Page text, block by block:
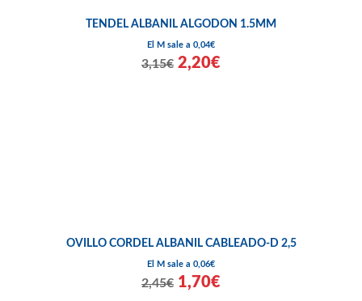
TENDEL ALBANIL ALGODON 1.5MM
El M sale a 0,04€
3,15€ 2,20€
OVILLO CORDEL ALBANIL CABLEADO-D 2,5
El M sale a 0,06€
2,45€ 1,70€